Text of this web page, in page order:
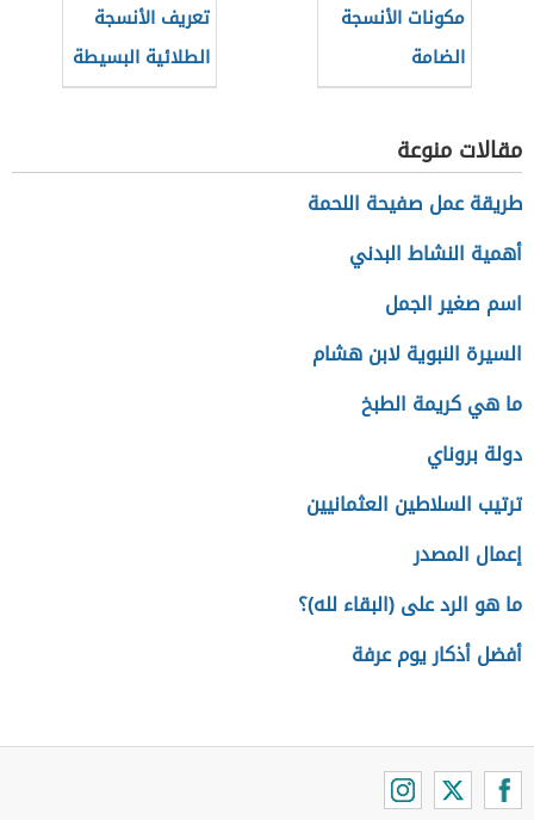
مكونات الأنسجة
الضامة
تعريف الأنسجة
الطلائية البسيطة
مقالات منوعة
طريقة عمل صفيحة اللحمة
أهمية النشاط البدني
اسم صغير الجمل
السيرة النبوية لابن هشام
ما هي كريمة الطبخ
دولة بروناي
ترتيب السلاطين العثمانيين
إعمال المصدر
ما هو الرد على (البقاء لله)؟
أفضل أذكار يوم عرفة